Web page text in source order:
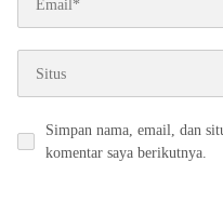
Simpan nama, email, dan
komentar saya berikutnya.